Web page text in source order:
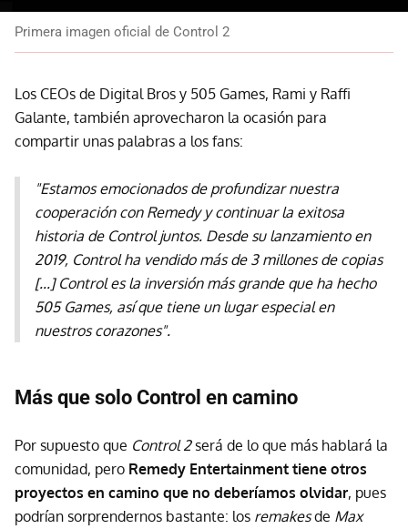
Primera imagen oficial de Control 2
Los CEOs de Digital Bros y 505 Games, Rami y Raffi
Galante, también aprovecharon la ocasión para
compartir unas palabras a los fans:
"Estamos emocionados de profundizar nuestra
cooperación con Remedy y continuar la exitosa
historia de Control juntos. Desde su lanzamiento en
2019, Control ha vendido más de 3 millones de copias
[...] Control es la inversión más grande que ha hecho
505 Games, así que tiene un lugar especial en
nuestros corazones".
Más que solo Control en camino
Por supuesto que Control 2será de lo que más hablará la
comunidad, pero Remedy Entertainment tiene otros
proyectos en camino que no deberíamos olvidar, pues
podrían sorprendernos bastante: los remakesde Max